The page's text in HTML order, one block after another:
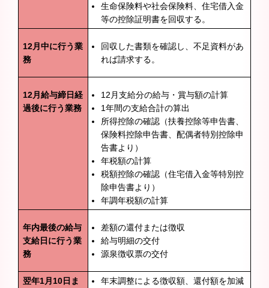
生命保険料や社会保険料、住宅借入金
等の控除証明書を回収する。
12月中に行う業
務
回収した書類を確認し、不足資料があ
れば請求する。
12月給与締日経
過後に行う業務
12月支給分の給与・賞与額の計算
1年間の支給合計の算出
所得控除の確認（扶養控除等申告書、
保険料控除申告書、配偶者特別控除申
告書より）
年税額の計算
税額控除の確認（住宅借入金等特別控
除申告書より）
年調年税額の計算
年内最後の給与
支給日に行う業
務
差額の還付または徴収
給与明細の交付
源泉徴収票の交付
翌年1月 10日ま
年末調整による徴収額、還付額を加減